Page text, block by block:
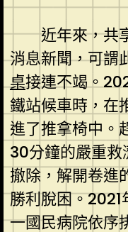
近年來，共
消息新聞，可謂
桌接連不竭。
鐵站候車時，在
進了推拿椅中。
30分鐘的嚴重救
撤除，解開卷進
勝利脫困。
一國民病院依序